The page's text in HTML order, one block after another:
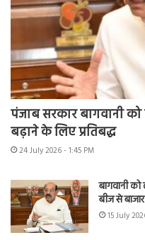
पंजाब सरकार बागवानी
बढ़ाने के लिए प्रतिबद्ध
24 July 2026 - 1:45 PM
बागवानी
बीज से
15 July